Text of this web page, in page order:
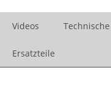
Videos
Ersatzteile